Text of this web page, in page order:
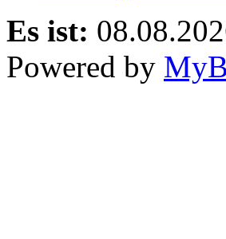
Es ist:
Powered by